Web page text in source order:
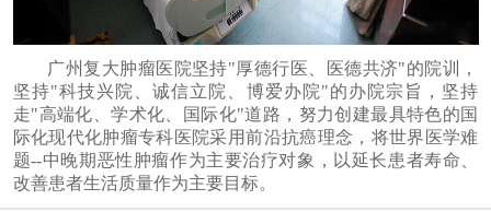
广州复大肿瘤医院坚持"厚德行医、医德共济"的院训，
坚持"科技兴院、诚信立院、博爱办院"的办院宗旨，坚持
走"高端化、学术化、国际化"道路，努力创建最具特色的国
际化现代化肿瘤专科医院采用前沿抗癌理念，将世界医学难
题--中晚期恶性肿瘤作为主要治疗对象，以延长患者寿命、
改善患者生活质量作为主要目标。